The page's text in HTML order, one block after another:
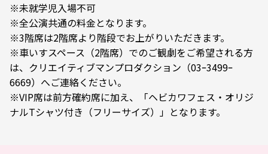
※未就学児入場不可
※全公演共通の料金となります。
※3階席は2階席より階段でお上がりいただきます。
※車いすスペース（2階席）でのご観劇をご希望される方
は、クリエイティブマンプロダクション（03ｰ3499ｰ
6669）へご連絡ください。
※VIP席は前方確約席に加え、「ヘビカワフェス・オリジ
ナルTシャツ付き（フリーサイズ）」となります。